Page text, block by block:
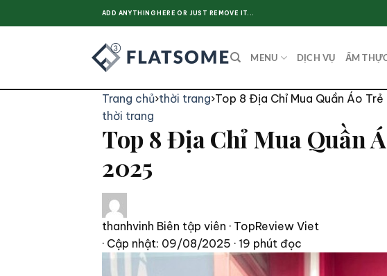
to
ADD ANYTHING HERE OR JUST REMOVE IT...
MENU DỊCH VỤ ẨM
Trang chủ›thời trang›Top 8 Địa Chỉ Mua Quần Áo Trẻ
thời trang
Top 8 Địa Chỉ Mua Quần
2025
thanhvinh Biên tập viên · TopReview Viet
· Cập nhật: 09/08/2025 · 19 phút đọc